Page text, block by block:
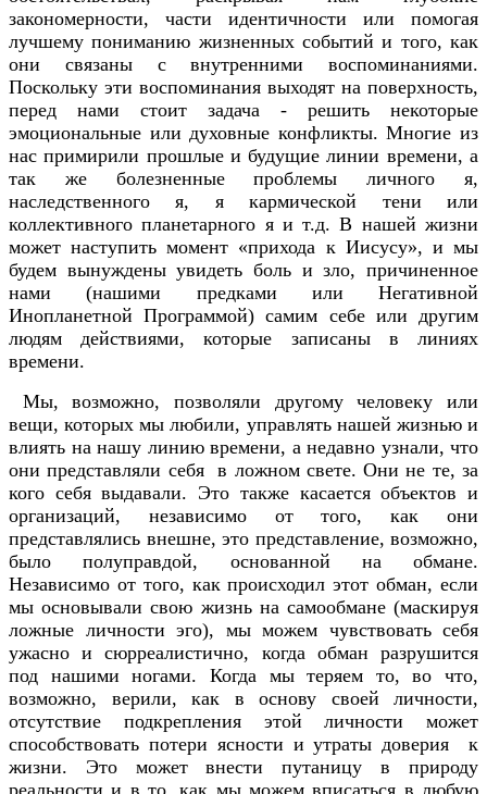
закономерности, части идентичности или помогая
лучшему пониманию жизненных событий и того, как
они связаны с внутренними воспоминаниями.
Поскольку эти воспоминания выходят на поверхность,
перед нами стоит задача - решить некоторые
эмоциональные или духовные конфликты. Многие из
нас примирили прошлые и будущие линии времени, а
так же болезненные проблемы личного я,
наследственного я, я кармической тени или
коллективного планетарного я и т.д. В нашей жизни
может наступить момент «прихода к Иисусу», и мы
будем вынуждены увидеть боль и зло, причиненное
нами (нашими предками или Негативной
Инопланетной Программой) самим себе или другим
людям действиями, которые записаны в линиях
времени.
Мы, возможно, позволяли другому человеку или
вещи, которых мы любили, управлять нашей жизнью и
влиять на нашу линию времени, а недавно узнали, что
они представляли себя в ложном свете. Они не те, за
кого себя выдавали. Это также касается объектов и
организаций, независимо от того, как они
представлялись внешне, это представление, возможно,
было полуправдой, основанной на обмане.
Независимо от того, как происходил этот обман, если
мы основывали свою жизнь на самообмане (маскируя
ложные личности эго), мы можем чувствовать себя
ужасно и сюрреалистично, когда обман разрушится
под нашими ногами. Когда мы теряем то, во что,
возможно, верили, как в основу своей личности,
отсутствие подкрепления этой личности может
способствовать потери ясности и утраты доверия к
жизни. Это может внести путаницу в природу